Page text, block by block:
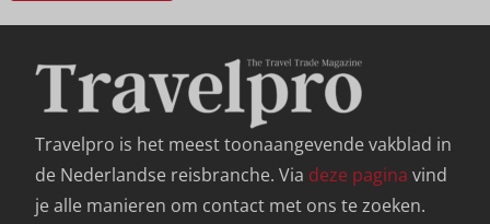
Travelpro is het meest toonaangevende vakblad in
de Nederlandse reisbranche. Via deze pagina vind
je alle manieren om contact met ons te zoeken.